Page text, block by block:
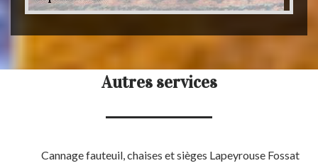
Autres services
Cannage fauteuil, chaises et sièges Lapeyrouse Fossat